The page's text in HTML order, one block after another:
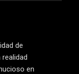
de
en